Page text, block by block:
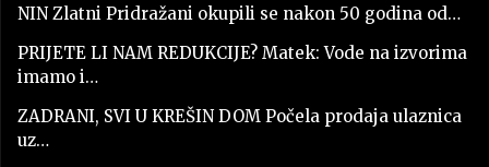
NIN Zlatni Pridražani okupili se nakon 50 godina od…
PRIJETE LI NAM REDUKCIJE? Matek: Vode na izvorima
imamo i…
ZADRANI, SVI U KREŠIN DOM Počela prodaja ulaznica
uz…